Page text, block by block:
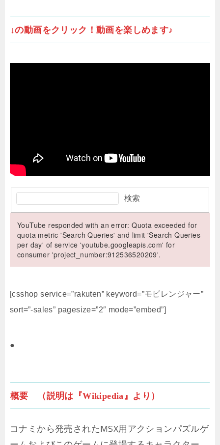
↓の動画をクリック！動画を楽しめます♪
検索
YouTube responded with an error: Quota exceeded for
quota metric 'Search Queries' and limit 'Search Queries
per day' of service 'youtube.googleapis.com' for
consumer 'project_number:912536520209'.
[csshop service=”rakuten” keyword=”モピレンジャー”
sort=”-sales” pagesize=”2″ mode=”embed”]
●
概要 （説明は『Wikipedia』より）
コナミから発売されたMSX用アクションパズルゲ